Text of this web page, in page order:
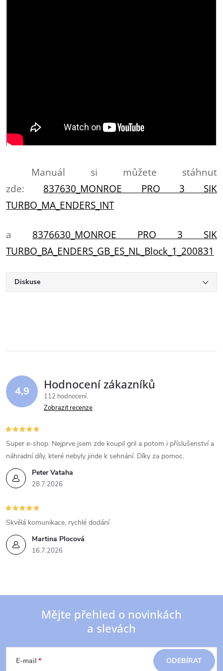
Manuál si můžete stáhnut
zde: 837630_MONROE PRO 3 SIK
TURBO_MA_ENDERS_INT
a 8376630_MONROE PRO 3 SIK
TURBO_BA_ENDERS_GB_ES_NL_Block_1_200831
Diskuse
4,9 Hodnocení zákazníků
112 hodnocení
Zobrazit recenze
Peter Vataha
28.7.2026
Super e-shop. Nejprve jsem zde koupil gril a potom i příslušenství a
náhradní díly, které nebyly jinde k sehnání. Díky za pomoc.
Martina Plocová
16.7.2026
Skvělá komunikace, rychlé dodání
Mějte přehled o novinkách
a slevách
E-mail ODEBÍRAT